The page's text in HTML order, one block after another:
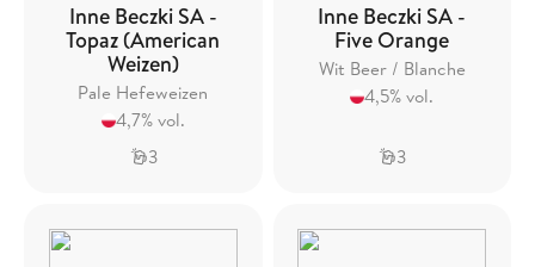
Inne Beczki SA -
Topaz (American
Weizen)
Pale Hefeweizen
4,7% vol.
3
Inne Beczki SA -
Five Orange
Wit Beer / Blanche
4,5% vol.
3